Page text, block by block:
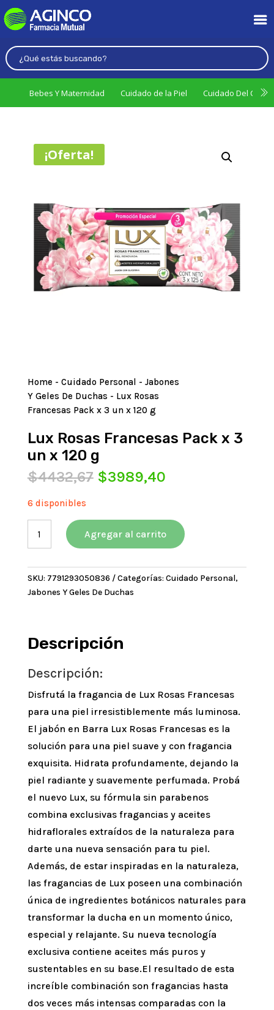
Bebes Y Maternidad Cuidado de la Piel Cuidado Del
¡Oferta!
Home - Cuidado Personal - Jabones
Y Geles De Duchas - Lux Rosas
Francesas Pack x 3 un x 120 g
Lux Rosas Francesas Pack x 3
un x 120 g
$4432,67 El
era:
$4432,67.
$3989,40El
es:
$3989,40.
6 disponibles
Rosas
Pack
x
3
120
cantidad
Agregar al carrito
SKU: 7791293050836 Categorías: Cuidado Personal,
Jabones Y Geles De Duchas
Descripción
Descripción:
Disfrutá la fragancia de Lux Rosas Francesas
para una piel irresistiblemente más luminosa.
El jabón en Barra Lux Rosas Francesas es la
solución para una piel suave y con fragancia
exquisita. Hidrata profundamente, dejando la
piel radiante y suavemente perfumada. Probá
el nuevo Lux, su fórmula sin parabenos
combina exclusivas fragancias y aceites
hidraflorales extraídos de la naturaleza para
darte una nueva sensación para tu piel.
Además, de estar inspiradas en la naturaleza,
las fragancias de Lux poseen una combinación
única de ingredientes botánicos naturales para
transformar la ducha en un momento único,
especial y relajante. Su nueva tecnología
exclusiva contiene aceites más puros y
sustentables en su base.El resultado de esta
increíble combinación son fragancias hasta
dos veces más intensas comparadas con la